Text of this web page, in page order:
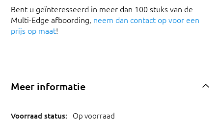
Bent u geïnteresseerd in meer dan 100 stuks van de
Multi-Edge afboording, neem dan contact op voor een
prijs op maat!
Meer informatie
Op voorraad